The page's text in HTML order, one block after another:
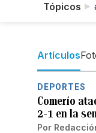
Tópicos
Artículos
DEPORTES
Comerío
2-1 en la
Por